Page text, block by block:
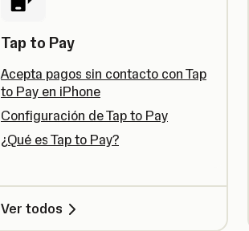
Tap to Pay
Acepta pagos sin contacto con Tap
to Pay en iPhone
Configuración de Tap to Pay
¿Qué es Tap to Pay?
Ver todos